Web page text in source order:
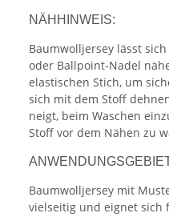
NÄHHINWEIS:
Baumwolljersey lässt
oder Ballpoint-Nadel
elastischen Stich, um
sich mit dem Stoff
neigt, beim Waschen
Stoff vor dem Nähen zu
Baumwolljersey mit
vielseitig und eignet sich